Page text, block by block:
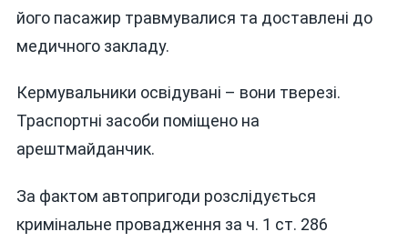
його пасажир травмувалися та доставлені до
медичного закладу.
Кермувальники освідувані – вони тверезі.
Траспортні засоби поміщено на
арештмайданчик.
За фактом автопригоди розслідується
кримінальне провадження за ч. 1 ст. 286